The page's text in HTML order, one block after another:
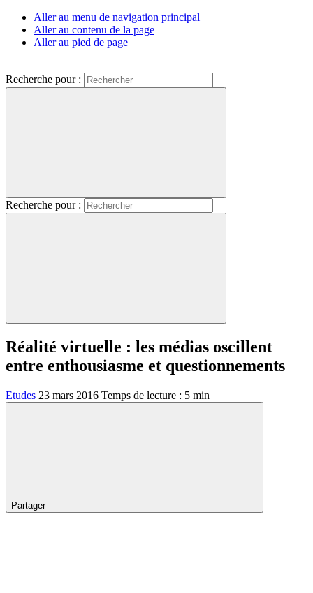
Aller au menu de navigation principal
Aller au contenu de la page
Aller au pied de page
Recherche pour :
Recherche pour :
Réalité virtuelle : les médias oscillent
entre enthousiasme et questionnements
Etudes 23 mars 2016 Temps de lecture : 5 min
Partager